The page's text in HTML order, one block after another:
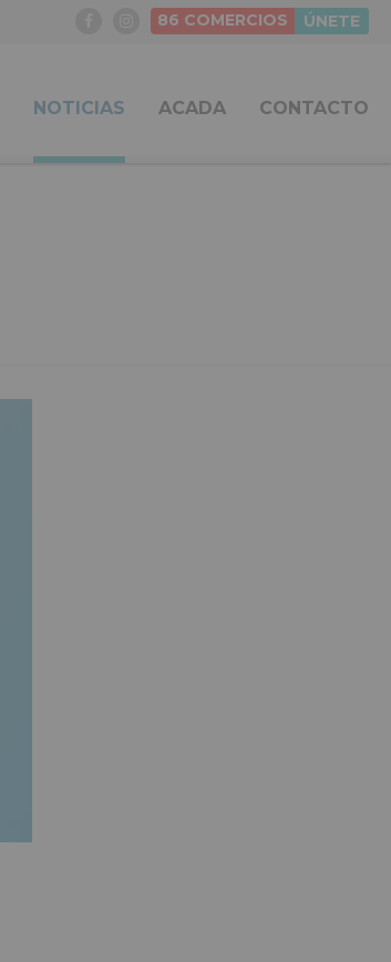
86 COMERCIOS ÚNETE
NOTICIAS ACADA CONTACTO